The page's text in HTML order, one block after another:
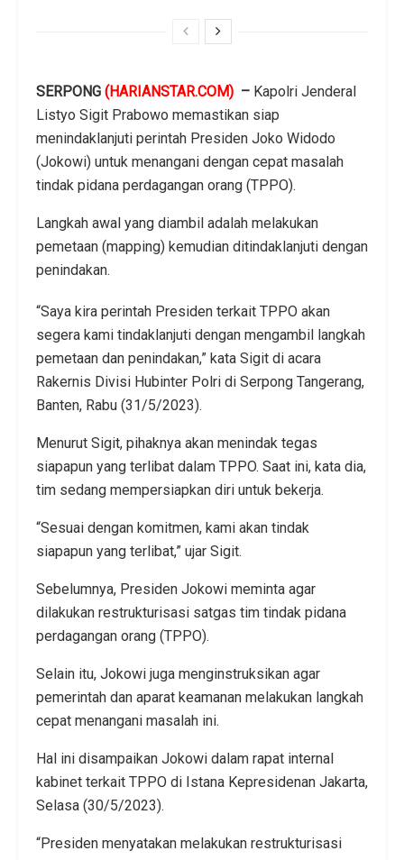
SERPONG (HARIANSTAR.COM) – Kapolri Jenderal
Listyo Sigit Prabowo memastikan siap
menindaklanjuti perintah Presiden Joko Widodo
(Jokowi) untuk menangani dengan cepat masalah
tindak pidana perdagangan orang (TPPO).
Langkah awal yang diambil adalah melakukan
pemetaan (mapping) kemudian ditindaklanjuti dengan
penindakan.
“Saya kira perintah Presiden terkait TPPO akan
segera kami tindaklanjuti dengan mengambil langkah
pemetaan dan penindakan,” kata Sigit di acara
Rakernis Divisi Hubinter Polri di Serpong Tangerang,
Banten, Rabu (31/5/2023).
Menurut Sigit, pihaknya akan menindak tegas
siapapun yang terlibat dalam TPPO. Saat ini, kata dia,
tim sedang mempersiapkan diri untuk bekerja.
“Sesuai dengan komitmen, kami akan tindak
siapapun yang terlibat,” ujar Sigit.
Sebelumnya, Presiden Jokowi meminta agar
dilakukan restrukturisasi satgas tim tindak pidana
perdagangan orang (TPPO).
Selain itu, Jokowi juga menginstruksikan agar
pemerintah dan aparat keamanan melakukan langkah
cepat menangani masalah ini.
Hal ini disampaikan Jokowi dalam rapat internal
kabinet terkait TPPO di Istana Kepresidenan Jakarta,
Selasa (30/5/2023).
“Presiden menyatakan melakukan restrukturisasi